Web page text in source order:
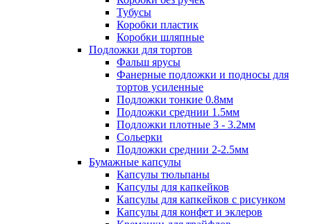
Тубусы
Коробки пластик
Коробки шляпные
Подложки для тортов
Фальш ярусы
Фанерные подложки и подносы для
тортов усиленные
Подложки тонкие 0.8мм
Подложки среднии 1.5мм
Подложки плотные 3 - 3.2мм
Сольерки
Подложки среднии 2-2.5мм
Бумажные капсулы
Капсулы тюльпаны
Капсулы для капкейков
Капсулы для капкейков с рисунком
Капсулы для конфет и эклеров